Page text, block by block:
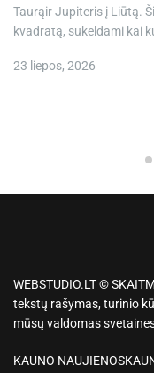
Taurąir Jupiteris į Liūtą.
kvadratą, sukeldami kai
23 liepos, 2026
WEBSTUDIO.LT ©
tekstų rašymas, turinio
mūsų valdomas
KAUNO NAUJIENOS